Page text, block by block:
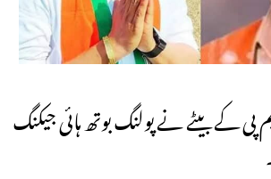
کے بیٹے نے پولنگ بوتھ ہائی جیکنگ